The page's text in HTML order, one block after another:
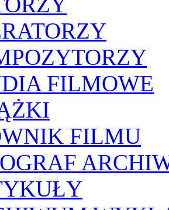
FILMOWE
FILMU